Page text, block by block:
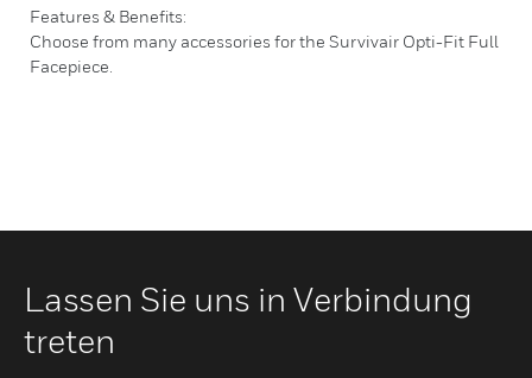
Features & Benefits:
Choose from many accessories for the Survivair Opti-Fit Full
Facepiece.
Lassen Sie uns in Verbindung
treten